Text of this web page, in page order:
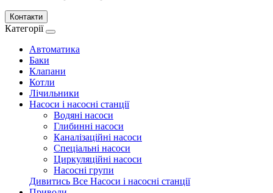
Контакти
Категорії
Автоматика
Баки
Клапани
Котли
Лічильники
Насоси і насосні станції
Водяні насоси
Глибинні насоси
Каналізаційні насоси
Спеціальні насоси
Циркуляційні насоси
Насосні групи
Дивитись Все Насоси і насосні станції